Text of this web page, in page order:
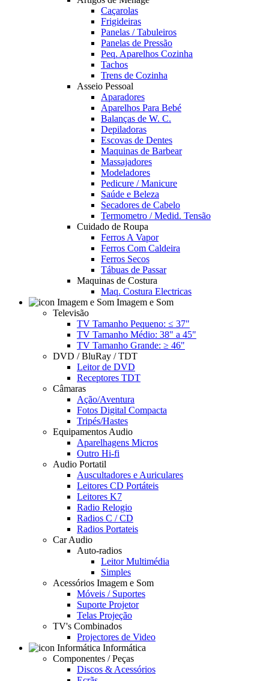
Caçarolas
Frigideiras
Panelas / Tabuleiros
Panelas de Pressão
Peq. Aparelhos Cozinha
Tachos
Trens de Cozinha
Asseio Pessoal
Aparadores
Aparelhos Para Bebé
Balanças de W. C.
Depiladoras
Escovas de Dentes
Maquinas de Barbear
Massajadores
Modeladores
Pedicure / Manicure
Saúde e Beleza
Secadores de Cabelo
Termometro / Medid. Tensão
Cuidado de Roupa
Ferros A Vapor
Ferros Com Caldeira
Ferros Secos
Tábuas de Passar
Maquinas de Costura
Maq. Costura Electricas
Imagem e Som
Televisão
TV Tamanho Pequeno: ≤ 37"
TV Tamanho Médio: 38" a 45"
TV Tamanho Grande: ≥ 46"
DVD / BluRay / TDT
Leitor de DVD
Receptores TDT
Câmaras
Ação/Aventura
Fotos Digital Compacta
Tripés/Hastes
Equipamentos Audio
Aparelhagens Micros
Outro Hi-fi
Audio Portatil
Auscultadores e Auriculares
Leitores CD Portáteis
Leitores K7
Radio Relogio
Radios C / CD
Radios Portateis
Car Audio
Auto-radios
Leitor Multimédia
Simples
Acessórios Imagem e Som
Móveis / Suportes
Suporte Projetor
Telas Projeção
TV's Combinados
Projectores de Video
Informática
Componentes / Peças
Discos & Acessórios